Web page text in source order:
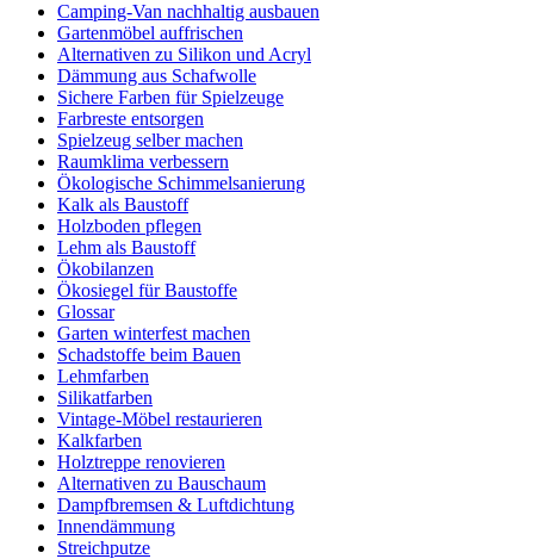
Camping-Van nachhaltig ausbauen
Gartenmöbel auffrischen
Alternativen zu Silikon und Acryl
Dämmung aus Schafwolle
Sichere Farben für Spielzeuge
Farbreste entsorgen
Spielzeug selber machen
Raumklima verbessern
Ökologische Schimmelsanierung
Kalk als Baustoff
Holzboden pflegen
Lehm als Baustoff
Ökobilanzen
Ökosiegel für Baustoffe
Glossar
Garten winterfest machen
Schadstoffe beim Bauen
Lehmfarben
Silikatfarben
Vintage-Möbel restaurieren
Kalkfarben
Holztreppe renovieren
Alternativen zu Bauschaum
Dampfbremsen & Luftdichtung
Innendämmung
Streichputze